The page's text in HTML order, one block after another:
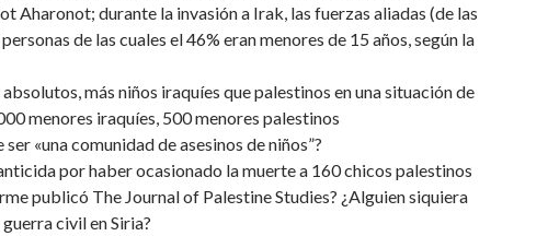
Aharonot; durante la invasión a Irak, las fuerzas aliadas (de las
de las cuales el 46% eran menores de 15 años, según la
más niños iraquíes que palestinos en una situación de
menores iraquíes, 500 menores palestinos
«una comunidad de asesinos de niños”?
por haber ocasionado la muerte a 160 chicos palestinos
publicó The Journal of Palestine Studies? ¿Alguien siquiera
civil en Siria?